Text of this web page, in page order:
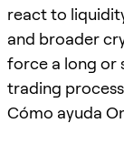
react to
and broader
force a long or
trading
Cómo ayuda